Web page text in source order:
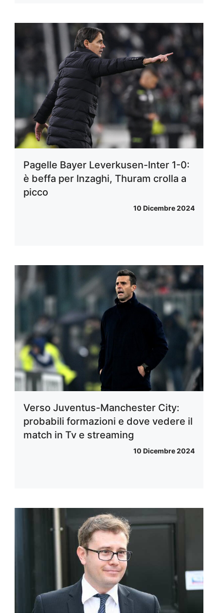
Pagelle Bayer Leverkusen-Inter 1-0:
è beffa per Inzaghi, Thuram crolla a
picco
10 Dicembre 2024
Verso Juventus-Manchester City:
probabili formazioni e dove vedere il
match in Tv e streaming
10 Dicembre 2024